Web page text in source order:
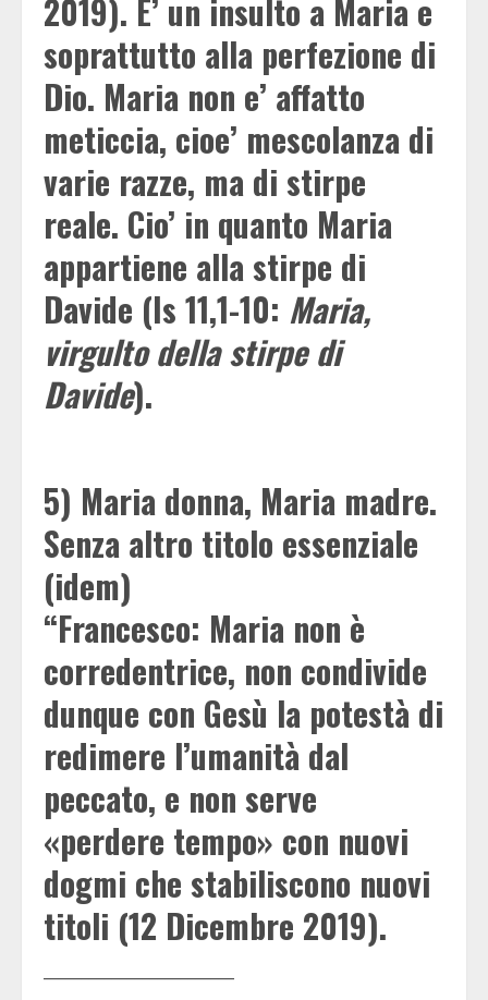
2019). E’ un insulto a Maria e
soprattutto alla perfezione di
Dio. Maria non e’ affatto
meticcia, cioe’ mescolanza di
varie razze, ma di stirpe
reale. Cio’ in quanto Maria
appartiene alla stirpe di
Davide (Is 11,1-10: Maria,
virgulto della stirpe di
Davide).
5) Maria donna, Maria madre.
Senza altro titolo essenziale
(idem)
“Francesco: Maria non è
corredentrice, non condivide
dunque con Gesù la potestà di
redimere l’umanità dal
peccato, e non serve
«perdere tempo» con nuovi
dogmi che stabiliscono nuovi
titoli (12 Dicembre 2019).